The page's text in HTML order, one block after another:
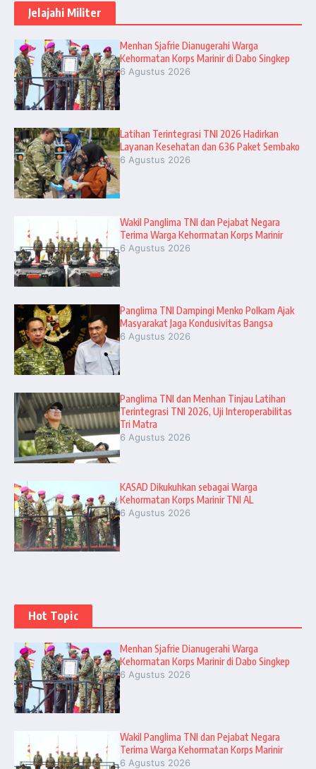
Jelajahi Militer
Menhan Sjafrie Dianugerahi Warga
Kehormatan Korps Marinir di Dabo Singkep
6 Agustus 2026
Latihan Terintegrasi TNI 2026 Hadirkan
Layanan Kesehatan dan 636 Paket Sembako
6 Agustus 2026
Wakil Panglima TNI dan Pejabat Negara
Terima Warga Kehormatan Korps Marinir
6 Agustus 2026
Panglima TNI Dampingi Menko Polkam Ajak
Masyarakat Jaga Kondusivitas Bangsa
6 Agustus 2026
Panglima TNI dan Menhan Tinjau Latihan
Terintegrasi TNI 2026, Uji Interoperabilitas
Tri Matra
6 Agustus 2026
KASAD Dikukuhkan sebagai Warga
Kehormatan Korps Marinir TNI AL
6 Agustus 2026
Hot Topic
Menhan Sjafrie Dianugerahi Warga
Kehormatan Korps Marinir di Dabo Singkep
6 Agustus 2026
Wakil Panglima TNI dan Pejabat Negara
Terima Warga Kehormatan Korps Marinir
6 Agustus 2026